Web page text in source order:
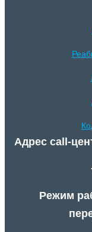
Адрес call-
Режим